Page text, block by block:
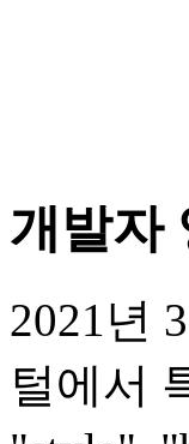
개발자
2021년
털에서